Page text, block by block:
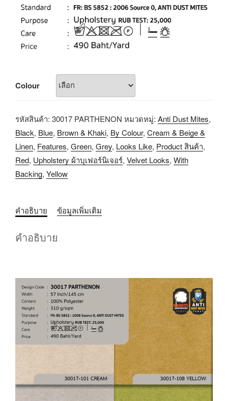
Colour
รหัสสินค้า: 30017 PARTHENON หมวดหมู่: Anti Dust Mites,
Black, Blue, Brown & Khaki, By Colour, Cream & Beige &
Linen, Features, Green, Grey, Looks Like, Product สินค้า,
Red, Upholstery ผ้าบุเฟอร์นิเจอร์, Velvet Looks, With
Backing, Yellow
คำอธิบาย ข้อมูลเพิ่มเติม
คำอธิบาย